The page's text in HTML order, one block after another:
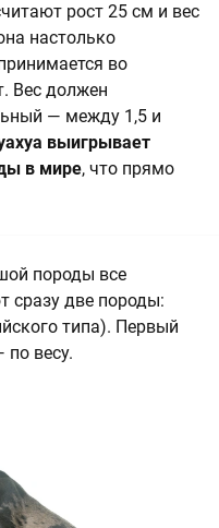
рост 25 см и вес
настолько
во
Вес должен
— между 1,5 и
выигрывает
в мире, что прямо
породы все
сразу две породы:
типа). Первый
по весу.